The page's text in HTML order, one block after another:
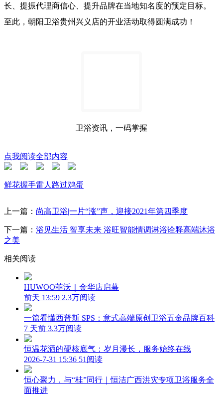
长、提振代理商信心、提升品牌在当地知名度的预定目标。
至此，朝阳卫浴贵州兴义店的开业活动取得圆满成功！
卫浴资讯，一码掌握
点我阅读全部内容
鲜花握手雷人 路过鸡蛋
上一篇： 尚高卫浴|一片“涨”声，迎接2021年第四季度
下一篇： 浴见生活 智享未来 浴旺智能情调淋浴诠释高端沐浴
之美
相关阅读
HUWOO菲沃｜金华店启幕
前天 13:59 2.3万阅读
一篇看懂西普斯 SPS：意式高端原创卫浴五金品牌百科
7 天前 3.3万阅读
恒温花洒的硬核底气：岁月漫长，服务始终在线
2026-7-31 15:36 51阅读
恒心聚力，与“桂”同行｜恒洁广西洪灾专项卫浴服务全
面推进